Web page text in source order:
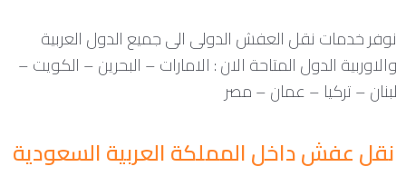
نوفر خدمات نقل العفش الدولى الى جميع الدول العربية
والاوربية الدول المتاحة الان : الامارات – البحرين – الكويت –
لبنان – تركيا – عمان – مصر
نقل عفش داخل المملكة العربية السعودية